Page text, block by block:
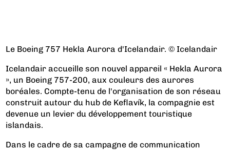
Le Boeing 757 Hekla Aurora d'Icelandair. © Icelandair
Icelandair accueille son nouvel appareil « Hekla Aurora
», un Boeing 757-200, aux couleurs des aurores
boréales. Compte-tenu de l'organisation de son réseau
construit autour du hub de Keflavík, la compagnie est
devenue un levier du développement touristique
islandais.
Dans le cadre de sa campagne de communication